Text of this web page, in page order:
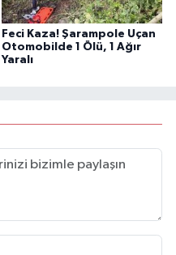
Feci Kaza! Şarampole Uçan
Otomobilde 1 Ölü, 1 Ağır
Yaralı